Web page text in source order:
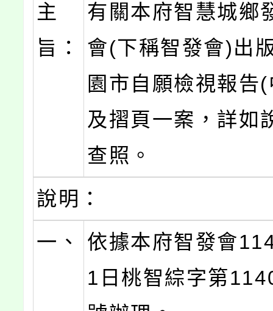
主
旨：
有關本府智慧城鄉
會(下稱智發會)出
園市自願檢視報告
及摺頁一案，詳如
查照。
說明：
一、
依據本府智發會
1日桃智綜字第